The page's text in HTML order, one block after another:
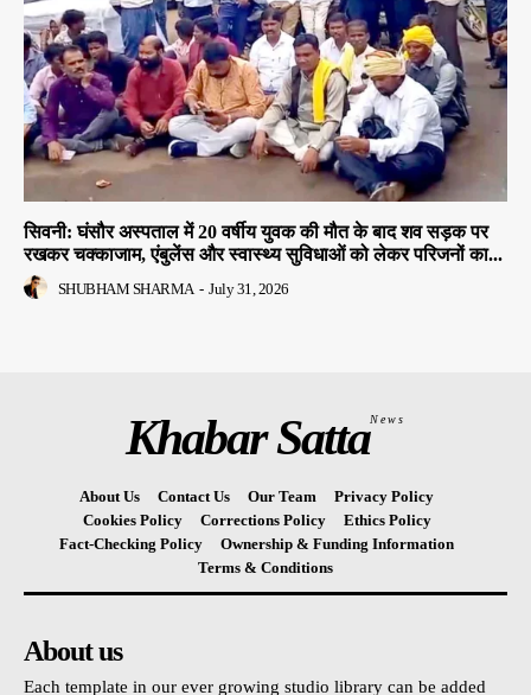
सिवनी: घंसौर अस्पताल में 20 वर्षीय युवक की मौत के बाद शव सड़क पर
रखकर चक्काजाम, एंबुलेंस और स्वास्थ्य सुविधाओं को लेकर परिजनों का...
SHUBHAM SHARMA - July 31, 2026
Khabar SattaNews
About Us Contact Us Our Team
Privacy Policy
Cookies Policy
Corrections Policy
Ethics Policy
Fact-Checking Policy
Ownership & Funding Information
Terms & Conditions
About us
Each template in our ever growing studio library can be added